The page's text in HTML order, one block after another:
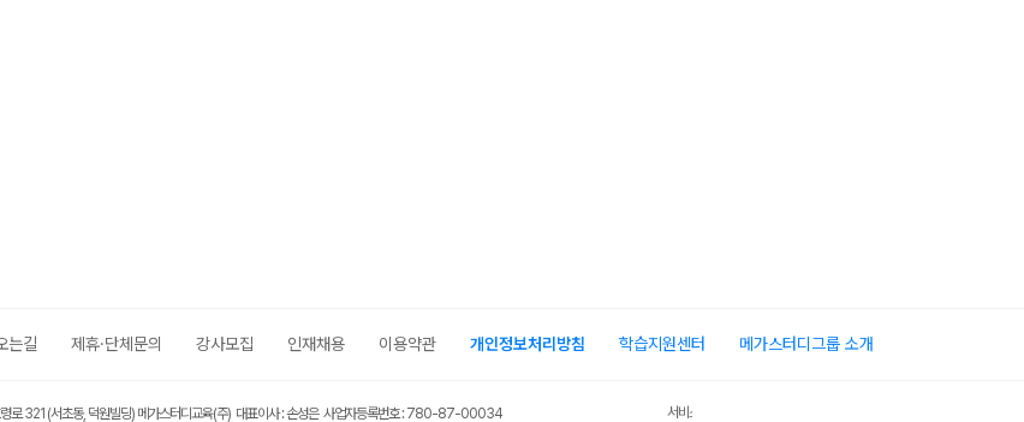
는길 제휴·단체문의 강사모집 인재채용 이용약관 개인정보처리방침 학습지원센터 메가스터디그룹 소개
로 321 (서초동, 덕원빌딩) 메가스터디교육(주) 대표이사 : 손성은 사업자등록번호 : 780-87-00034 서비스 가입사실 확인